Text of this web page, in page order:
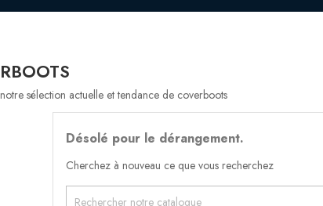
sélection actuelle et tendance de coverboots
Désolé pour le dérangement.
Cherchez à nouveau ce que vous recherchez